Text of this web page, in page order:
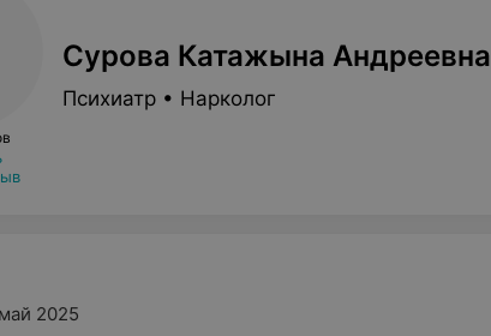
Сурова Катажына Андреевна
Психиатр • Нарколог
2025